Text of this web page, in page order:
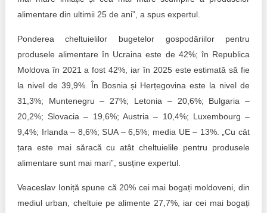
alimentare din ultimii 25 de ani”, a spus expertul.
Ponderea cheltuielilor bugetelor gospodăriilor pentru
produsele alimentare în Ucraina este de 42%; în Republica
Moldova în 2021 a fost 42%, iar în 2025 este estimată să fie
la nivel de 39,9%. În Bosnia și Herțegovina este la nivel de
31,3%; Muntenegru – 27%; Letonia – 20,6%; Bulgaria –
20,2%; Slovacia – 19,6%; Austria – 10,4%; Luxembourg –
9,4%; Irlanda – 8,6%; SUA – 6,5%; media UE – 13%. „Cu cât
țara este mai săracă cu atât cheltuielile pentru produsele
alimentare sunt mai mari”, susține expertul.
Veaceslav Ioniță spune că 20% cei mai bogați moldoveni, din
mediul urban, cheltuie pe alimente 27,7%, iar cei mai bogați